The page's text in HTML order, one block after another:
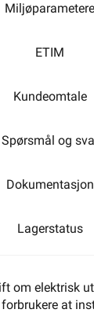
Miljøparametere
ETIM
Kundeomtale
Spørsmål og
Dokumentasjon
Lagerstatus
om elektrisk
at